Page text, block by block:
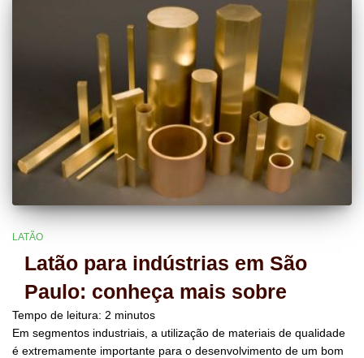
LATÃO
Latão para indústrias em São
Paulo: conheça mais sobre
Tempo de leitura: 2 minutos
Em segmentos industriais, a utilização de materiais de qualidade
é extremamente importante para o desenvolvimento de um bom